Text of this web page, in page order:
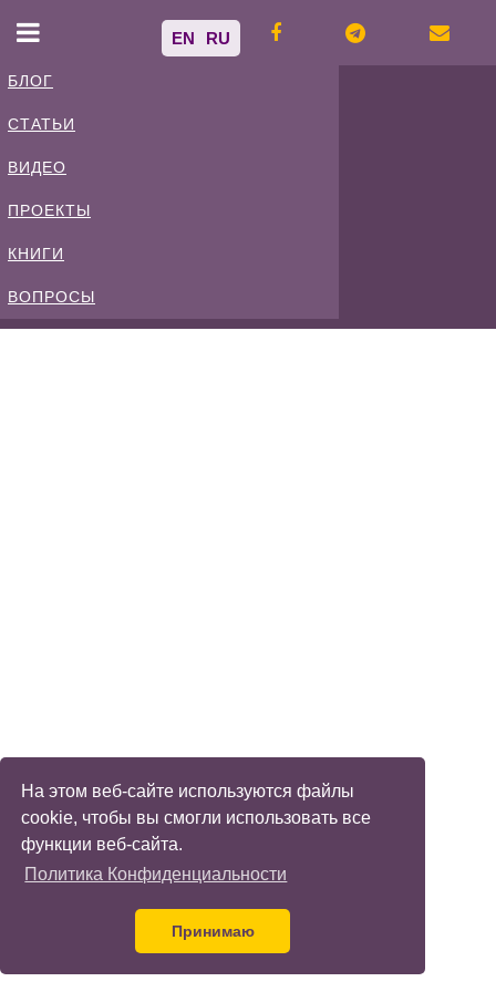
На этом веб-сайте используются файлы
cookie, чтобы вы смогли использовать все
функции веб-сайта.
Политика Конфиденциальности
Принимаю
БЛОГ
СТАТЬИ
ВИДЕО
ПРОЕКТЫ
КНИГИ
ВОПРОСЫ
EN RU
Спиваковский
Блог